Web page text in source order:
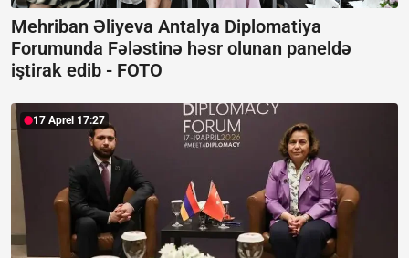
Mehriban Əliyeva Antalya Diplomatiya
Forumunda Fələstinə həsr olunan paneldə
iştirak edib - FOTO
17 Aprel 17:27